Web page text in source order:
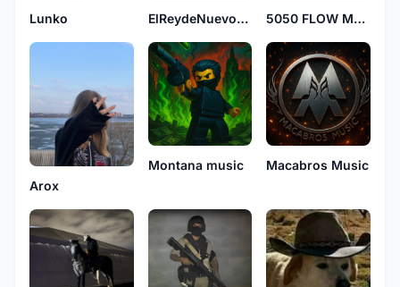
Lunko ElReydeNuevoLaredo 5050 FLOW MALANDRO
Arox
Montana music Macabros Music